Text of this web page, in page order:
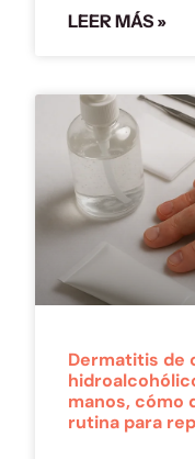
LEER MÁS »
Dermatitis de
manos, cómo
rutina para